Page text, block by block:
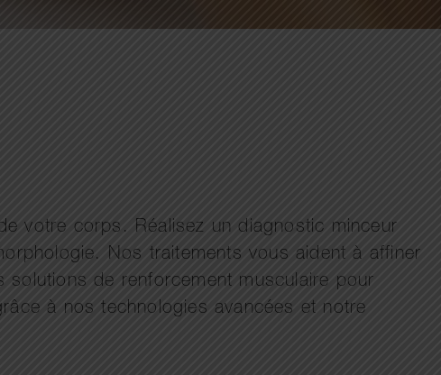
votre corps. Réalisez un diagnostic minceur
Nos traitements vous aident à affiner
de renforcement musculaire pour
à nos technologies avancées et notre